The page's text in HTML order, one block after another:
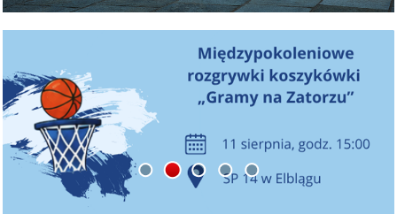
1 2 3 4 5